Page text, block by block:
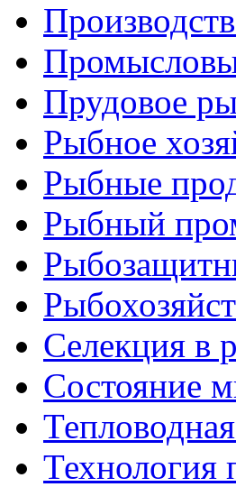
Прудовое
Рыбное
Рыбные
Рыбный
Селекция в
Состояние
Технология